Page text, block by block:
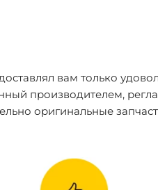
вам только
производителем,
оригинальные